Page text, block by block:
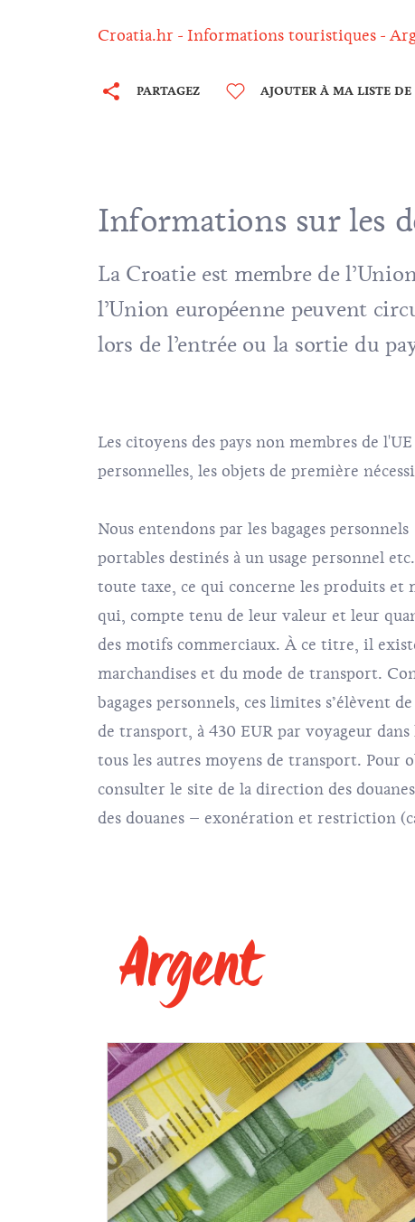
Croatia.hr Informations touristiques
PARTAGEZ AJOUTER À MA LISTE
Informations sur les
La Croatie est membre de
l’Union européenne peuvent
lors de l’entrée ou la sortie du
Les citoyens des pays non membres de
personnelles, les objets de première
Nous entendons par les bagages
portables destinés à un usage personnel
toute taxe, ce qui concerne les produits et
qui, compte tenu de leur valeur et leur
des motifs commerciaux. À ce titre, il
marchandises et du mode de transport.
bagages personnels, ces limites s’élèvent
de transport, à 430 EUR par voyageur
tous les autres moyens de transport.
consulter le site de la direction des
des douanes – exonération et restriction (
Argent